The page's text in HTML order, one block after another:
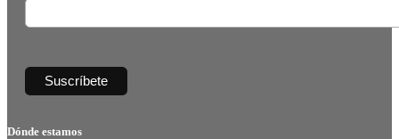
Dónde estamos